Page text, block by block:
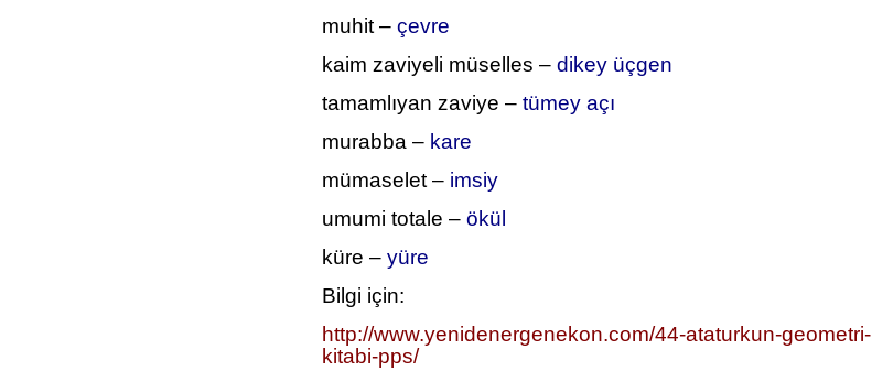
muhit – çevre
kaim zaviyeli müselles – dikey üçgen
tamamlıyan zaviye – tümey açı
murabba – kare
mümaselet – imsiy
umumi totale – ökül
küre – yüre
Bilgi için:
http://www.yenidenergenekon.com/44-ataturkun-geometri-
kitabi-pps/